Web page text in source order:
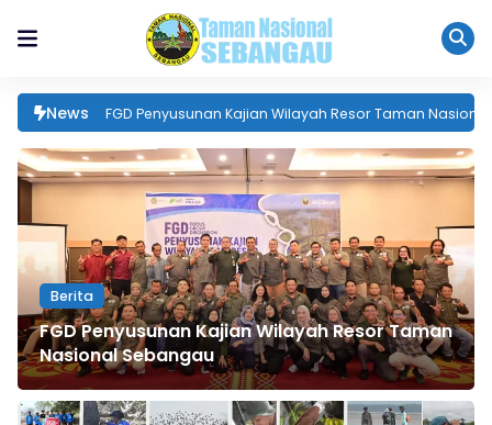
News
Berita
FGD Penyusunan Kajian Wilayah Resor Taman
Nasional Sebangau